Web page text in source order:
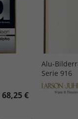
68,25 €
Alu-
Serie 916